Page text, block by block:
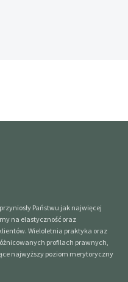
Państwu jak najwięcej
na elastyczność oraz
Wieloletnia praktyka oraz
profilach prawnych,
najwyższy poziom merytoryczny